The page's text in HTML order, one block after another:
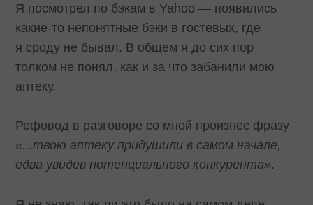
Я посмотрел по бэкам в Yahoo — появились
какие-то непонятные бэки в гостевых, где
я сроду не бывал. В общем я до сих пор
толком не понял, как и за что забанили мою
аптеку.
Рефовод в разговоре со мной произнес фразу
«...твою аптеку придушили в самом начале,
едва увидев потенциального конкурента».